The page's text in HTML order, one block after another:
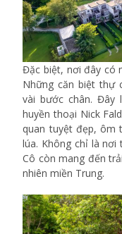
Đặc biệt, nơi đây có
Những căn biệt thự
vài bước chân. Đây
huyền thoại Nick
quan tuyệt đẹp, ôm
lúa. Không chỉ là nơi
Cô còn mang đến
nhiên miền Trung.